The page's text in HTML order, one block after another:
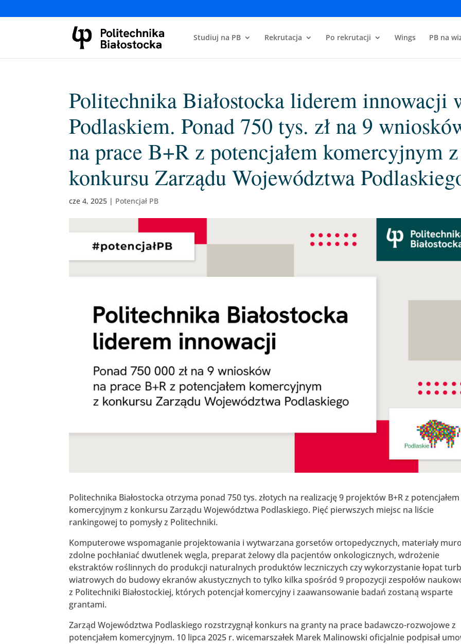
Studiuj na PB Rekrutacja Po rekrutacji Wings PB na
Politechnika Białostocka liderem innowacji
Podlaskiem. Ponad 750 tys. zł na 9
na prace B+R z potencjałem komercyjnym z
konkursu Zarządu Województwa
cze 4, 2025 | Potencjał PB
Politechnika Białostocka otrzyma ponad 750 tys. złotych na realizację 9 projektów B+R z potencjałem
komercyjnym z konkursu Zarządu Województwa Podlaskiego. Pięć pierwszych miejsc na liście
rankingowej to pomysły z Politechniki.
Komputerowe wspomaganie projektowania i wytwarzana gorsetów ortopedycznych, materiały
zdolne pochłaniać dwutlenek węgla, preparat żelowy dla pacjentów onkologicznych, wdrożenie
ekstraktów roślinnych do produkcji naturalnych produktów leczniczych czy wykorzystanie łopat
wiatrowych do budowy ekranów akustycznych to tylko kilka spośród 9 propozycji zespołów
z Politechniki Białostockiej, których potencjał komercyjny i zaawansowanie badań zostaną wsparte
grantami.
Zarząd Województwa Podlaskiego rozstrzygnął konkurs na granty na prace badawczo-rozwojowe z
potencjałem komercyjnym. 10 lipca 2025 r. wicemarszałek Marek Malinowski oficjalnie podpisał